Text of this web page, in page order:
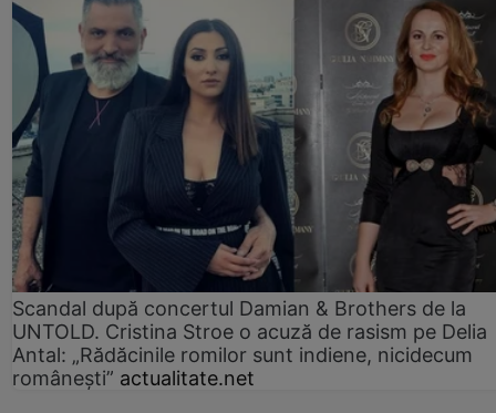
Scandal după concertul Damian & Brothers de la
UNTOLD. Cristina Stroe o acuză de rasism pe Delia
Antal: „Rădăcinile romilor sunt indiene, nicidecum
românești” actualitate.net